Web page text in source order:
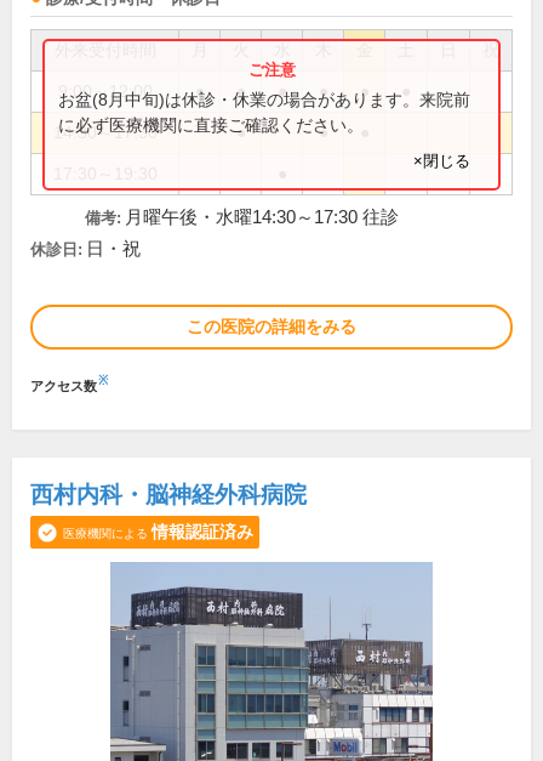
祝
9:00～12:00 ● ● ● ● ●
14:30～17:30 ● ●
お盆(8月中旬)は休診・休業の場合があります。来院前
に必ず医療機関に直接ご確認ください。
×閉じる
備考: 月曜午後・水曜14:30～17:30 往診
休診日: 日・祝
この医院の詳細をみる
アクセス数※
西村内科・脳神経外科病院
医療機関による 情報認証済み